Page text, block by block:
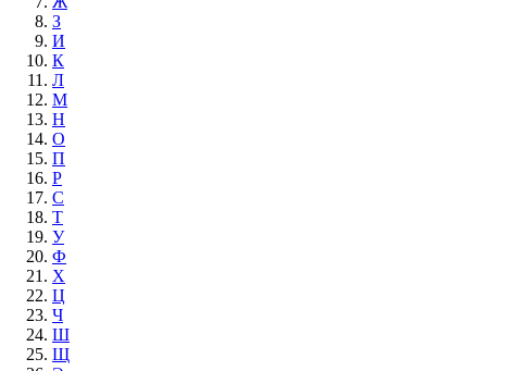
З
И
К
Л
М
Н
О
П
Р
С
Т
У
Ф
Х
Ц
Ч
Ш
Щ